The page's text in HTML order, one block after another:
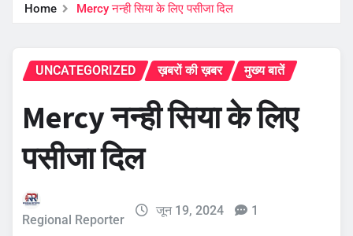
Home Mercy नन्ही सिया के लिए पसीजा दिल
UNCATEGORIZED ख़बरों की ख़बर मुख्य बातें
Mercy नन्ही सिया के लिए
पसीजा दिल
Regional Reporter
जून 19, 2024 1